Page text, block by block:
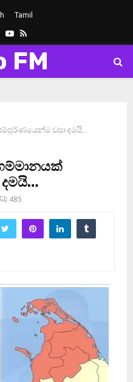
Tamil
Youtube
Rss
FM
වසා දමයි…
485